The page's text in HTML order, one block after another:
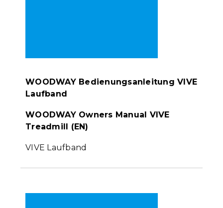
WOODWAY Bedienungsanleitung VIVE
Laufband
WOODWAY Owners Manual VIVE
Treadmill (EN)
VIVE Laufband